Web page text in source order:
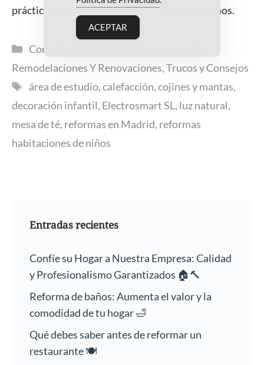
prácticos para mejorar la habitación de tus niños.
Categorías
Consultoría Y Diseño
Remodelaciones Y Renovaciones,Trucos y Consejos
Etiquetas
área de estudio,calefacción,cojines y mantas,
decoración infantil, Electrosmart SL, luz natural,
mesa de té, reformas en Madrid, reformas
habitaciones de niños
Entradas recientes
Confíe su Hogar a Nuestra Empresa: Calidad
y Profesionalismo Garantizados 🏠🔨
Reforma de baños: Aumenta el valor y la
comodidad de tu hogar 🛁
Qué debes saber antes de reformar un
restaurante 🍽️
ACEPTAR